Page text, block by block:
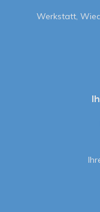
Werkstatt,